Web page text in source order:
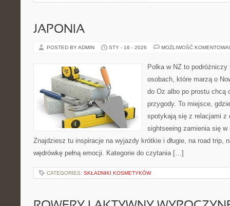
JAPONIA
POSTED BY ADMIN STY - 16 - 2026 MOŻLIWOŚĆ
Polka w NZ to
osobach, które marzą o
do Oz albo po prostu chcą
przygody. To miejsce,
spotykają się z relacjami z
sightseeing zamienia się w
Znajdziesz tu inspiracje na wyjazdy krótkie i długie, na road trip,
wędrówkę pełną emocji. Kategorie do czytania […]
CATEGORIES: SKŁADNIKI KOSMETYKÓW